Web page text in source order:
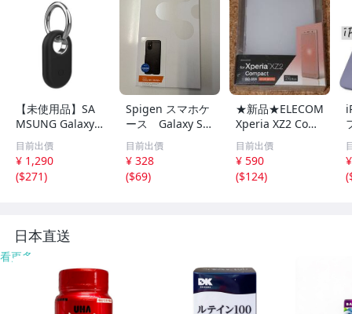
【未使用品】SA
MSUNG Galaxy
サムスン ギャラ
クシー SmartTag
2 スマートタグ
ロケーター トラ
カバー
目前出價
¥ 1,290
($271)
Spigen スマホケ
ース Galaxy S2
0＋5G/S20＋ 8
809685626206
目前出價
¥ 328
($69)
★新品★ELECOM
Xperia XZ2 Com
pact SO-05K シ
リコンケース ク
リア
目前出價
¥ 590
($124)
(
日本直送
看更多